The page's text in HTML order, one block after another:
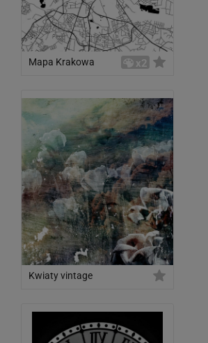
Mapa Krakowa x2
Kwiaty vintage